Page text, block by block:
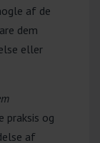
i
af de
dem
eller
praksis og
af